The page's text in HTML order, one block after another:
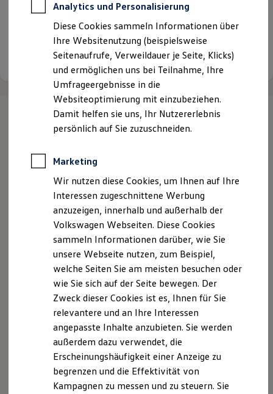
Professional Class bei Volkswagen
Behörden
Direktkunden
Sonderfahrzeuge
Anpfiff zum Gewinn
Elektromobilität
Elektroautos
ID. Tutorials
Elektrofahrzeugkonzepte
ID. EVERY1
Reichweite
Rekuperation
Laden unterwegs
Laden Zuhause
Ladestationen finden
Ladezeitensimulator
Batterie
Sicherheit
Nachhaltigkeit
Technologie
Kosten und Kauf
Kaufoptionen
E-Auto-Förderung
Software und Konnektivität
Die ID. Software 6
ID. Software Versionen und Updates
Digitale Extras
Schnittstellen zu Ihrem ID.
Hybridautos
Marke und Erlebnis
Das Autohaus Böhme im Gewerbegebiet Gröbers.
Details ansehen
Schritte
Serviceanfrage stellen
Ihre Ansprechpartner
Autohaus Böhme Kabelsketal/ OT
Gröbers
E-Mail schreiben
Analytics und Personalisierung
Diese Cookies sammeln Informationen über
Ihre Websitenutzung (beispielsweise
Seitenaufrufe, Verweildauer je Seite, Klicks)
und ermöglichen uns bei Teilnahme, Ihre
Umfrageergebnisse in die
Websiteoptimierung mit einzubeziehen.
Damit helfen sie uns, Ihr Nutzererlebnis
persönlich auf Sie zuzuschneiden.
Marketing
Wir nutzen diese Cookies, um Ihnen auf Ihre
Interessen zugeschnittene Werbung
anzuzeigen, innerhalb und außerhalb der
Volkswagen Webseiten. Diese Cookies
sammeln Informationen darüber, wie Sie
unsere Webseite nutzen, zum Beispiel,
welche Seiten Sie am meisten besuchen oder
wie Sie sich auf der Seite bewegen. Der
Zweck dieser Cookies ist es, Ihnen für Sie
relevantere und an Ihre Interessen
angepasste Inhalte anzubieten. Sie werden
außerdem dazu verwendet, die
Erscheinungshäufigkeit einer Anzeige zu
begrenzen und die Effektivität von
Kampagnen zu messen und zu steuern. Sie